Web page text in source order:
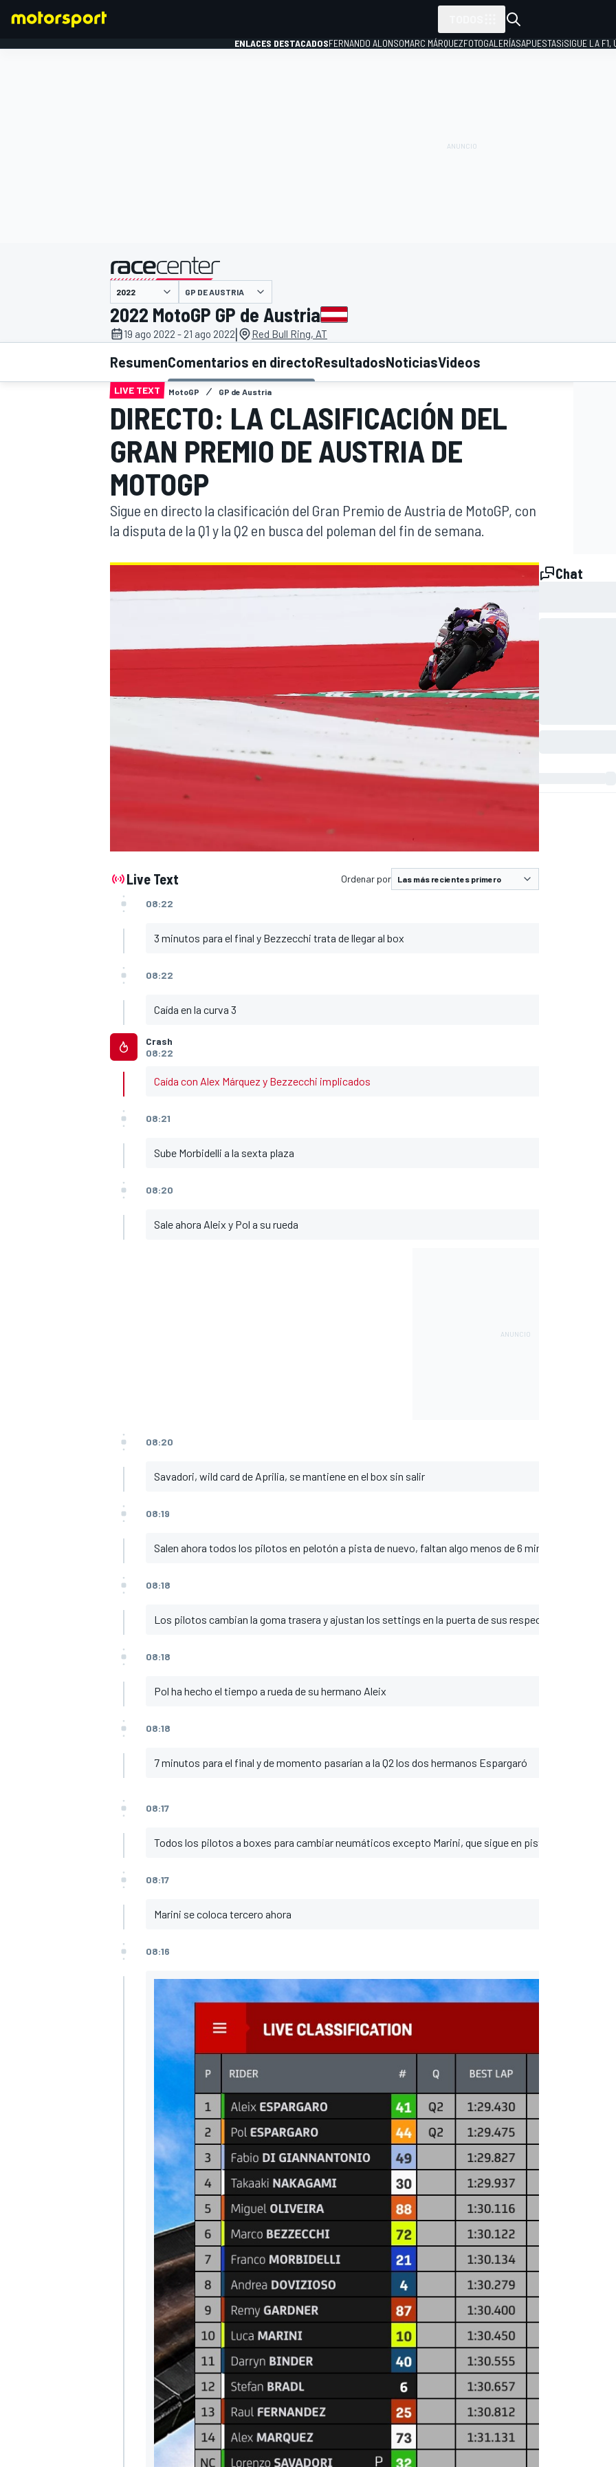
INDYCAR WRC
ENLACES DESTACADOSFERNANDO ALONSOMARC MÁRQUEZFOTOGALERÍASAPUESTAS¡SIGUE LA F1,
presentado por
GP DE AUSTRIA
2022 MotoGP GP de Austria
19 ago 2022 - 21 ago 2022| Red Bull Ring, AT
ResumenComentarios en directoResultadosNoticiasVideos
LIVE TEXT MotoGP GP de Austria
DIRECTO: LA CLASIFICACIÓN DEL
GRAN PREMIO DE AUSTRIA DE
MOTOGP
Sigue en directo la clasificación del Gran Premio de Austria de MotoGP, con
la disputa de la Q1 y la Q2 en busca del poleman del fin de semana.
Live Text Ordenar por
08:22
3 minutos para el final y Bezzecchi trata de llegar al box
08:22
Caída en la curva 3
Crash
08:22
Caída con Alex Márquez y Bezzecchi implicados
08:21
Sube Morbidelli a la sexta plaza
08:20
Sale ahora Aleix y Pol a su rueda
08:20
Savadori, wild card de Aprilia, se mantiene en el box sin salir
08:19
Salen ahora todos los pilotos en pelotón a pista de nuevo, faltan algo menos de 6 minutos para el
08:18
Los pilotos cambian la goma trasera y ajustan los settings en la puerta de sus respectivos garajes
08:18
Pol ha hecho el tiempo a rueda de su hermano Aleix
08:18
7 minutos para el final y de momento pasarían a la Q2 los dos hermanos Espargaró
08:17
Todos los pilotos a boxes para cambiar neumáticos excepto Marini, que sigue en pista
08:17
Marini se coloca tercero ahora
08:16
Chat